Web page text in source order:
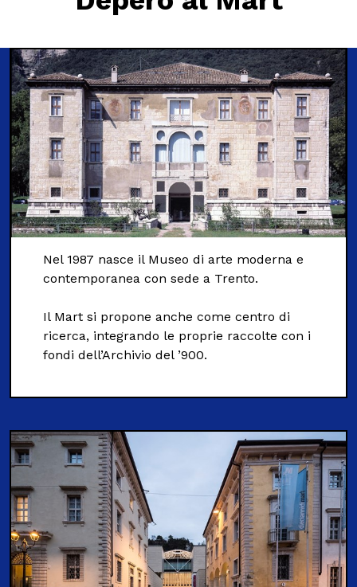
Nel 1987 nasce il Museo di arte moderna e
contemporanea con sede a Trento.
Il Mart si propone anche come centro di
ricerca, integrando le proprie raccolte con i
fondi dell’Archivio del ’900.